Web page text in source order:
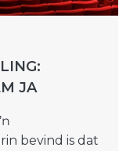
JA
bevind is dat